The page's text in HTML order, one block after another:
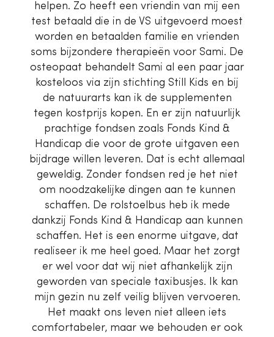
helpen. Zo heeft een vriendin van mij een
test betaald die in de VS uitgevoerd moest
worden en betaalden familie en vrienden
soms bijzondere therapieën voor Sami. De
osteopaat behandelt Sami al een paar jaar
kosteloos via zijn stichting Still Kids en bij
de natuurarts kan ik de supplementen
tegen kostprijs kopen. En er zijn natuurlijk
prachtige fondsen zoals Fonds Kind &
Handicap die voor de grote uitgaven een
bijdrage willen leveren. Dat is echt allemaal
geweldig. Zonder fondsen red je het niet
om noodzakelijke dingen aan te kunnen
schaffen. De rolstoelbus heb ik mede
dankzij Fonds Kind & Handicap aan kunnen
schaffen. Het is een enorme uitgave, dat
realiseer ik me heel goed. Maar het zorgt
er wel voor dat wij niet afhankelijk zijn
geworden van speciale taxibusjes. Ik kan
mijn gezin nu zelf veilig blijven vervoeren.
Het maakt ons leven niet alleen iets
comfortabeler, maar we behouden er ook